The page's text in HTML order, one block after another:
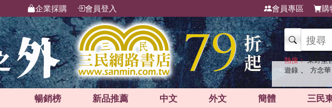
企業採購 會員登入 會員專區 購
熱搜： 東野圭
遊錄 、 方念華
暢銷榜 新品推薦 中文 外文 簡體 三民